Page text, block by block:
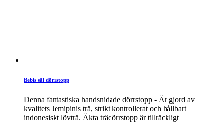
Bebis säl dörrstopp
Denna fantastiska handsnidade dörrstopp - Är gjord av
kvalitets Jemipinis trä, strikt kontrollerat och hållbart
indonesiskt lövträ. Äkta trädörrstopp är tillräckligt